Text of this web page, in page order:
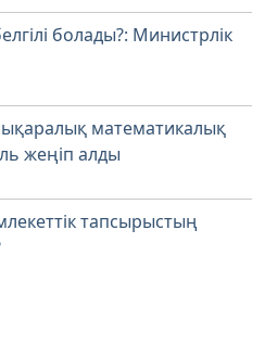
болады?: Министрлік
математикалық
жеңіп алды
тапсырыстың